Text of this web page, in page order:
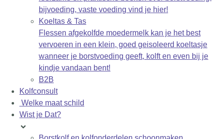
bijvoeding, vaste voeding vind je hier!
Koeltas & Tas
Flessen afgekolfde moedermelk kan je het best
vervoeren in een klein, goed geisoleerd koeltasje
wanneer je borstvoeding geeft, kolft en even bij je
kindje vandaan bent!
B2B
Kolfconsult
Welke maat schild
Wist je Dat?